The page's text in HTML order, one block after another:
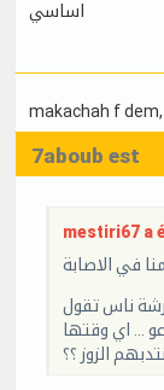
اساسي
makachah f dem
7aboub est
mestiri67 a
ناس تقول
… اي وقتها
الزوز ؟؟